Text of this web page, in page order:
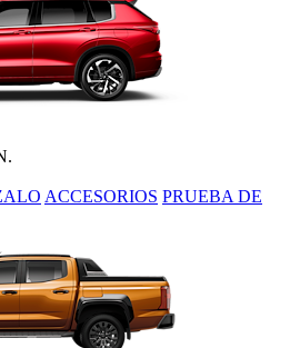
ACCESORIOS PRUEBA DE